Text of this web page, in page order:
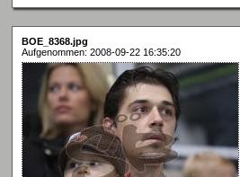
BOE_8368.jpg
Aufgenommen: 2008-09-22 16:35:20